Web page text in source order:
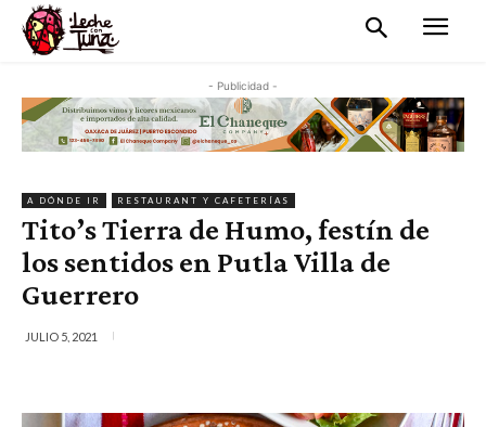
- Publicidad -
A DÓNDE IR RESTAURANT Y CAFETERÍAS
Tito’s Tierra de Humo, festín de
los sentidos en Putla Villa de
Guerrero
JULIO 5, 2021